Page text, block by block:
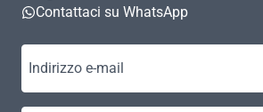
Contattaci su WhatsApp
Indirizzo e-mail